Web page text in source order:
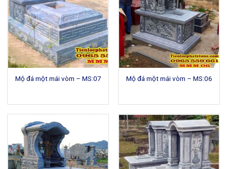
Mộ đá một mái vòm – MS:07 Mộ đá một mái vòm – MS:06